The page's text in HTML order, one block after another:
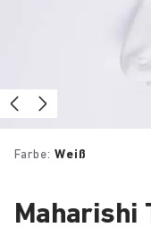
Farbe: Weiß
Maharishi